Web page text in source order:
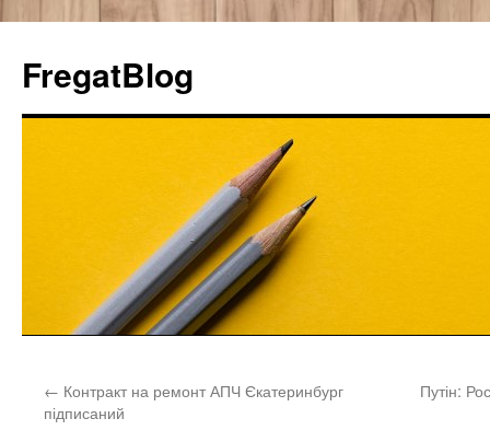
FregatBlog
← Контракт на ремонт АПЧ Єкатеринбург
підписаний
Путін: